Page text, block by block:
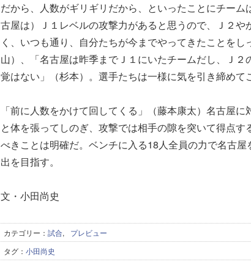
だから、人数がギリギリだから、といったことにチーム
古屋は）Ｊ１レベルの攻撃力があると思うので、Ｊ２や
く、いつも通り、自分たちが今までやってきたことを
山）、「名古屋は昨季までＪ１にいたチームだし、Ｊ
覚はない」（杉本）。選手たちは一様に気を引き締めて
「前に人数をかけて回してくる」（藤本康太）名古屋
と体を張ってしのぎ、攻撃では相手の隙を突いて得点す
べきことは明確だ。ベンチに入る18人全員の力で名古
出を目指す。
文・小田尚史
カテゴリー： 試合,
プレビュー
タグ： 小田尚史